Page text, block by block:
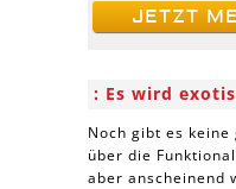
JETZT
Es wird
Noch gibt es
über die
aber anscheinend